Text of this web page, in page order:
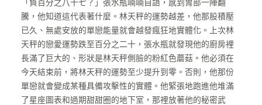
「負百分之八十七？」張水瓶喃喃自語，感到胃部一陣翻
騰，他知道這代表著什麼。林天秤的運勢越差，他那股積壓
已久、無處安放的單戀能量就會越發瘋狂地實體化。上次林
天秤的戀愛運勢跌至百分之二十，張水瓶就發現他的廚房裡
長滿了巨大的、形狀是林天秤側臉的粉紅色蘑菇。他必須在
今天結束前，將林天秤的運勢至少提升到零。否則，他那份
單戀就會變成某種具備攻擊性的實體。他緊張地跑進他堆滿
了星座圖表和過期甜甜圈的地下室，那裡放著他的秘密武